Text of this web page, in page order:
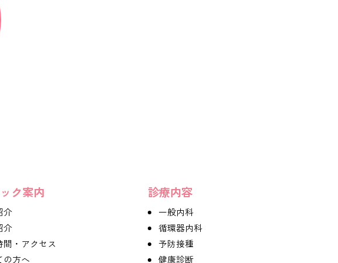
ク案内
介
介
間・アクセス
の方へ
診療内容
一般内科
循環器内科
予防接種
健康診断